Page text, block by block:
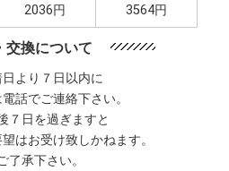
2036円 3564円
交換について
より７日以内に
話でご連絡下さい。
７日を過ぎますと
はお受け致しかねます。
了承下さい。